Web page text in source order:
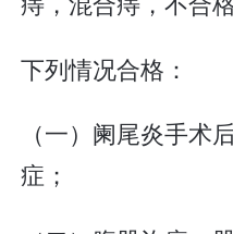
下列情况合格：
（一）阑尾炎手术
症；